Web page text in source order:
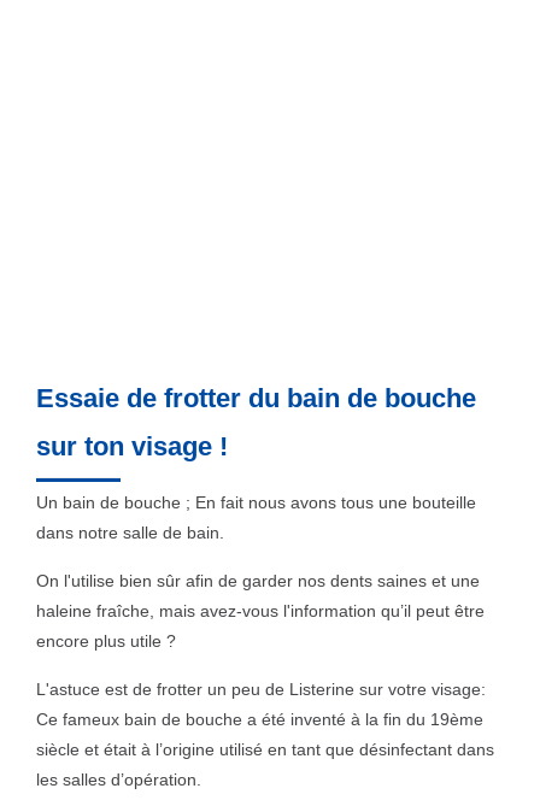
Essaie de frotter du bain de bouche
sur ton visage !
Un bain de bouche ; En fait nous avons tous une bouteille
dans notre salle de bain.
On l'utilise bien sûr afin de garder nos dents saines et une
haleine fraîche, mais avez-vous l'information qu’il peut être
encore plus utile ?
L'astuce est de frotter un peu de Listerine sur votre visage:
Ce fameux bain de bouche a été inventé à la fin du 19ème
siècle et était à l’origine utilisé en tant que désinfectant dans
les salles d’opération.